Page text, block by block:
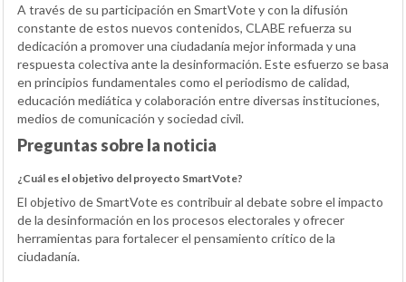
A través de su participación en SmartVote y con la difusión
constante de estos nuevos contenidos, CLABE refuerza su
dedicación a promover una ciudadanía mejor informada y una
respuesta colectiva ante la desinformación. Este esfuerzo se basa
en principios fundamentales como el periodismo de calidad,
educación mediática y colaboración entre diversas instituciones,
medios de comunicación y sociedad civil.
Preguntas sobre la noticia
¿Cuál es el objetivo del proyecto SmartVote?
El objetivo de SmartVote es contribuir al debate sobre el impacto
de la desinformación en los procesos electorales y ofrecer
herramientas para fortalecer el pensamiento crítico de la
ciudadanía.